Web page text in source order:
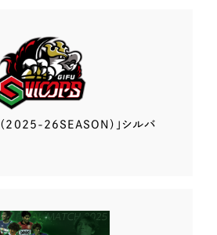
（2025-26SEASON）」 シルバ